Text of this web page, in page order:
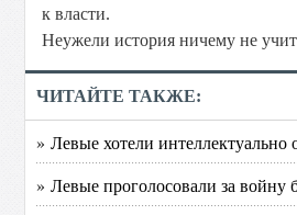
к власти.
Неужели история ничему не
ЧИТАЙТЕ ТАКЖЕ:
» Левые хотели интеллектуально
» Левые проголосовали за войну